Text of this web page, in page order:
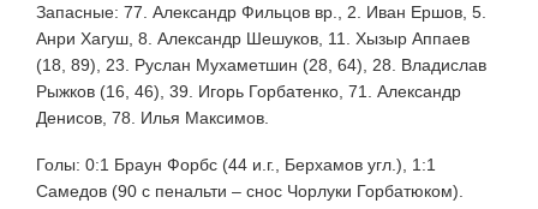
Запасные: 77. Александр Фильцов вр., 2. Иван Ершов, 5.
Анри Хагуш, 8. Александр Шешуков, 11. Хызыр Аппаев
(18, 89), 23. Руслан Мухаметшин (28, 64), 28. Владислав
Рыжков (16, 46), 39. Игорь Горбатенко, 71. Александр
Денисов, 78. Илья Максимов.
Голы: 0:1 Браун Форбс (44 и.г., Берхамов угл.), 1:1
Самедов (90 с пенальти – снос Чорлуки Горбатюком).